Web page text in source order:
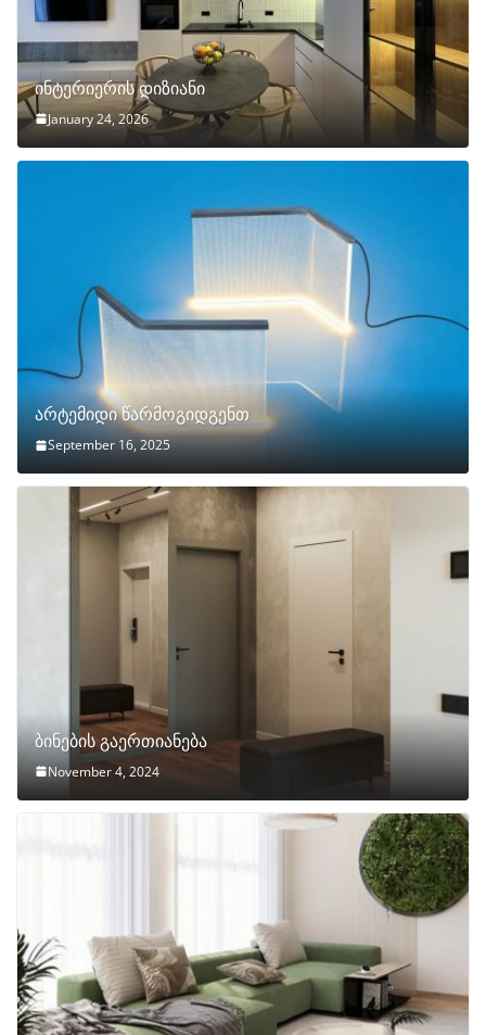
ინტერიერის დიზიანი
January 24, 2026
არტემიდი წარმოგიდგენთ
September 16, 2025
ბინების გაერთიანება
November 4, 2024